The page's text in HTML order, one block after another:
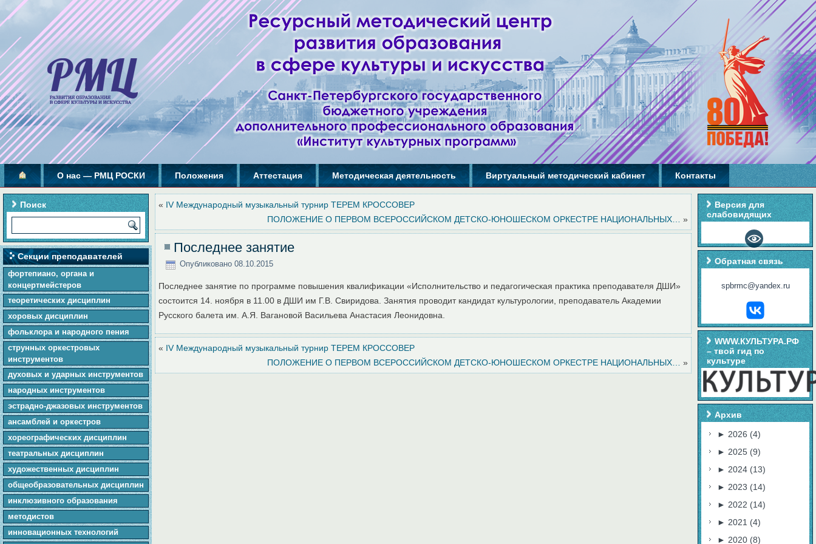
О нас — РМЦ РОСКИ Положения Аттестация Методическая деятельность Виртуальный методический кабинет Контакты
Поиск
Секции преподавателей
фортепиано, органа и
концертмейстеров
теоретических дисциплин
хоровых дисциплин
фольклора и народного пения
cтpунныx оркестровых
инструментов
духовых и ударных инструментов
народных инструментов
эстрадно-джазовых инструментов
ансамблей и оркестров
хореографических дисциплин
театральных дисциплин
художественных дисциплин
общеобразовательных дисциплин
инклюзивного образования
методистов
инновационных технологий
« IV Международный музыкальный турнир ТЕРЕМ КРОССОВЕР
ПОЛОЖЕНИЕ О ПЕРВОМ ВСЕРОССИЙСКОМ ДЕТСКО-ЮНОШЕСКОМ ОРКЕСТРЕ НАЦИОНАЛЬНЫХ…
»
Последнее занятие
Опубликовано 08.10.2015
Последнее занятие по программе повышения квалификации «Исполнительство и педагогическая практика преподавателя ДШИ»
состоится 14. ноября в 11.00 в ДШИ им Г.В. Свиридова. Занятия проводит кандидат культурологии, преподаватель Академии
Русского балета им. А.Я. Вагановой Васильева Анастасия Леонидовна.
« IV Международный музыкальный турнир ТЕРЕМ КРОССОВЕР
ПОЛОЖЕНИЕ О ПЕРВОМ ВСЕРОССИЙСКОМ ДЕТСКО-ЮНОШЕСКОМ ОРКЕСТРЕ НАЦИОНАЛЬНЫХ…
»
Версия для
слабовидящих
Обратная связь
spbrmc@yandex.ru
WWW.КУЛЬТУРА.РФ
– твой гид по
культуре
Архив
► 2026 (4)
► 2025 (9)
► 2024 (13)
► 2023 (14)
► 2022 (14)
► 2021 (4)
► 2020 (8)